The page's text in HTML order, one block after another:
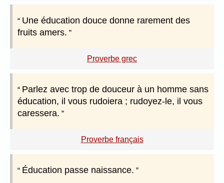
Une éducation douce donne rarement des
fruits amers.
Proverbe grec
Parlez avec trop de douceur à un homme sans
éducation, il vous rudoiera ; rudoyez-le, il vous
caressera.
Proverbe français
Éducation passe naissance.